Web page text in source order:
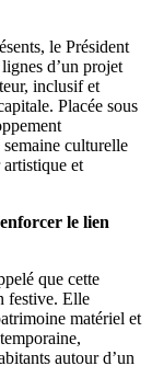
le Président
d’un projet
inclusif et
Placée sous
culturelle
et
le lien
que cette
festive. Elle
matériel et
autour d’un